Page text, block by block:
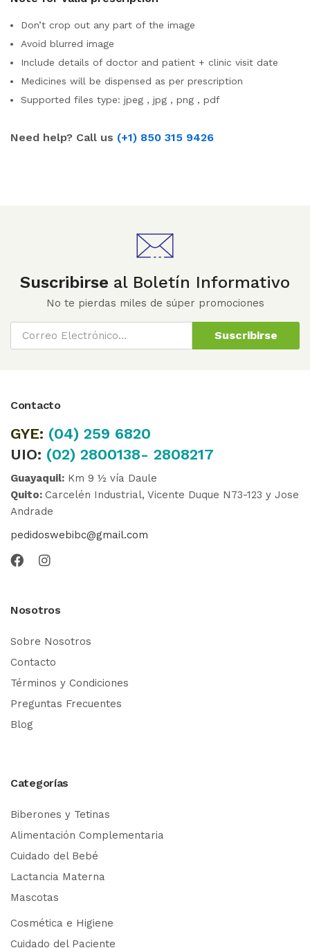
Don’t crop out any part of the image
Avoid blurred image
Include details of doctor and patient + clinic visit date
Medicines will be dispensed as per prescription
Supported files type: jpeg , jpg , png , pdf
Need help? Call us (+1) 850 315 9426
Suscribirse al Boletín Informativo
No te pierdas miles de súper promociones
Suscribirse
Contacto
GYE: (04) 259 6820
UIO: (02) 2800138- 2808217
Guayaquil: Km 9 ½ vía Daule
Quito: Carcelén Industrial, Vicente Duque N73-123 y Jose
Andrade
pedidoswebibc@gmail.com
Nosotros
Sobre Nosotros
Contacto
Términos y Condiciones
Preguntas Frecuentes
Blog
Categorías
Biberones y Tetinas
Alimentación Complementaria
Cuidado del Bebé
Lactancia Materna
Mascotas
Cosmética e Higiene
Cuidado del Paciente